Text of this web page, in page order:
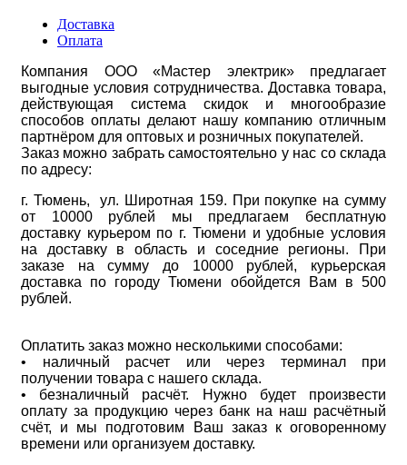
Доставка
Оплата
Компания ООО «Мастер электрик» предлагает
выгодные условия сотрудничества. Доставка товара,
действующая система скидок и многообразие
способов оплаты делают нашу компанию отличным
партнёром для оптовых и розничных покупателей.
Заказ можно забрать самостоятельно у нас со склада
по адресу:
г. Тюмень, ул. Широтная 159. При покупке на сумму
от 10000 рублей мы предлагаем бесплатную
доставку курьером по г. Тюмени и удобные условия
на доставку в область и соседние регионы. При
заказе на сумму до 10000 рублей, курьерская
доставка по городу Тюмени обойдется Вам в 500
рублей.
Оплатить заказ можно несколькими способами:
• наличный расчет или через терминал при
получении товара с нашего склада.
• безналичный расчёт. Нужно будет произвести
оплату за продукцию через банк на наш расчётный
счёт, и мы подготовим Ваш заказ к оговоренному
времени или организуем доставку.